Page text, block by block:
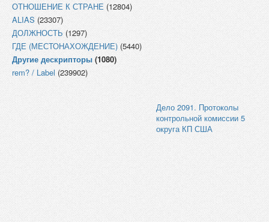
ОТНОШЕНИЕ К СТРАНЕ (12804)
ALIAS (23307)
ДОЛЖНОСТЬ (1297)
ГДЕ (МЕСТОНАХОЖДЕНИЕ) (5440)
Другие дескрипторы (1080)
rem? / Label (239902)
Дело 2091. Протоколы
контрольной комиссии 5
округа КП США